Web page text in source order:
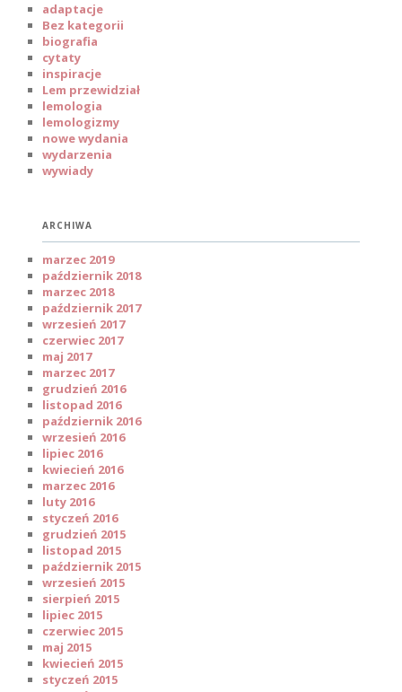
adaptacje
Bez kategorii
biografia
cytaty
inspiracje
Lem przewidział
lemologia
lemologizmy
nowe wydania
wydarzenia
wywiady
ARCHIWA
marzec 2019
październik 2018
marzec 2018
październik 2017
wrzesień 2017
czerwiec 2017
maj 2017
marzec 2017
grudzień 2016
listopad 2016
październik 2016
wrzesień 2016
lipiec 2016
kwiecień 2016
marzec 2016
luty 2016
styczeń 2016
grudzień 2015
listopad 2015
październik 2015
wrzesień 2015
sierpień 2015
lipiec 2015
czerwiec 2015
maj 2015
kwiecień 2015
styczeń 2015